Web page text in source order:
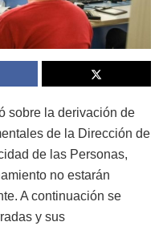
sobre la derivación de
de la Dirección de
de las Personas,
no estarán
A continuación se
y sus